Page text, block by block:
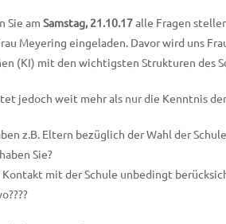
Sie am Samstag, 21.10.17alle Fragen
Meyering eingeladen. Davor wird uns
(KI) mit den wichtigsten Strukturen des
jedoch weit mehr als nur die Kenntnis
z.B. Eltern bezüglich der Wahl der
Sie?
Kontakt mit der Schule unbedingt